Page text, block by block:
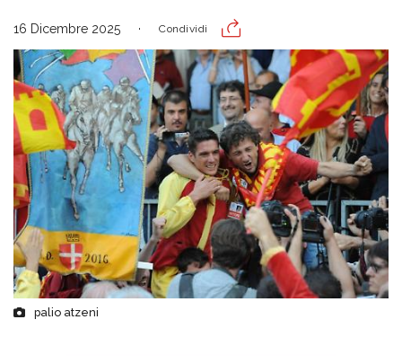
16 Dicembre 2025 Condividi
palio atzeni